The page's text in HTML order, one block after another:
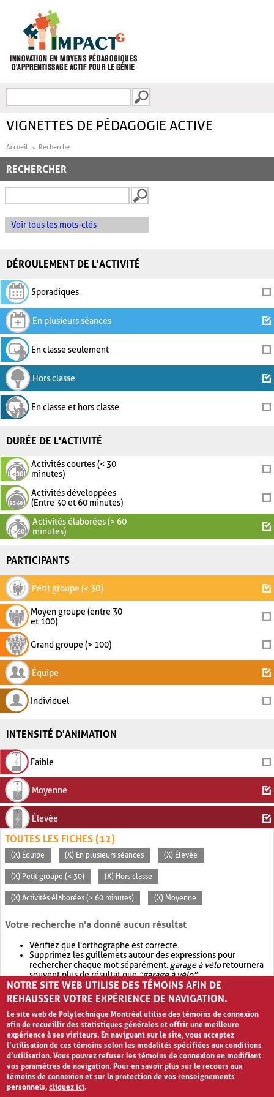
FORMULAIRE DE
VIGNETTES DE PÉDAGOGIE ACTIVE
Accueil Recherche
RECHERCHER
Voir tous les mots-clés
DÉROULEMENT DE L'ACTIVITÉ
Sporadiques
En plusieurs séances
En classe seulement
Hors classe
En classe et hors classe
DURÉE DE L'ACTIVITÉ
Activités courtes (< 30
minutes)
Activités développées
(Entre 30 et 60 minutes)
Activités élaborées (> 60
minutes)
PARTICIPANTS
Petit groupe (< 30)
Moyen groupe (entre 30
et 100)
Grand groupe (> 100)
Équipe
Individuel
INTENSITÉ D'ANIMATION
Faible
Moyenne
Élevée
TOUTES LES FICHES (12)
(X) Équipe (X) En plusieurs séances (X) Élevée
(X) Petit groupe (< 30) (X) Hors classe
(X) Activités élaborées (> 60 minutes) (X) Moyenne
Votre recherche n'a donné aucun résultat
Vérifiez que l'orthographe est correcte.
Supprimez les guillemets autour des expressions pour
rechercher chaque mot séparément. garage à véloretournera
souvent plus de résultat que"garage à vélo".
Envisagez d'élargir votre recherche avec OR.garage OR vélo
retournera souvent plus de résultat quegarage à vélo
NOTRE SITE WEB UTILISE DES TÉMOINS AFIN DE
REHAUSSER VOTRE EXPÉRIENCE DE NAVIGATION.
Le site web de Polytechnique Montréal utilise des témoins de connexion
afin de recueillir des statistiques générales et offrir une meilleure
expérience à ses visiteurs. En naviguant sur le site, vous acceptez
l’utilisation de ces témoins selon les modalités spécifiées aux conditions
d’utilisation. Vous pouvez refuser les témoins de connexion en modifiant
vos paramètres de navigation. Pour en savoir plus sur le recours aux
témoins de connexion et sur la protection de vos renseignements
personnels,cliquez ici.